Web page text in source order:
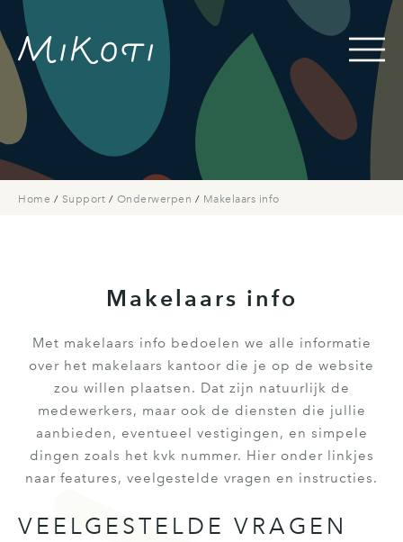
Home / Support / Onderwerpen / Makelaars info
Makelaars info
Met makelaars info bedoelen we alle informatie
over het makelaars kantoor die je op de website
zou willen plaatsen. Dat zijn natuurlijk de
medewerkers, maar ook de diensten die jullie
aanbieden, eventueel vestigingen, en simpele
dingen zoals het kvk nummer. Hier onder linkjes
naar features, veelgestelde vragen en instructies.
VEELGESTELDE VRAGEN